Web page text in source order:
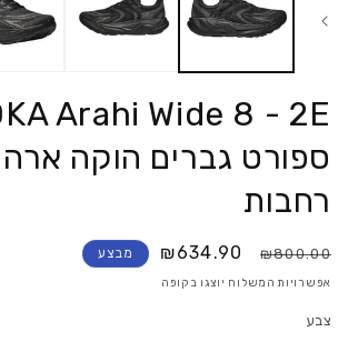
רחבות
₪800.00
₪634.90 מבצע
אפשרויות המשלוח יוצגו בקופה
צבע